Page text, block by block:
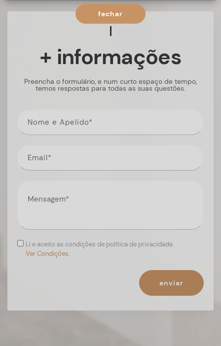
+ informações
Preencha o formulário, e num curto espaço de tempo,
temos respostas para todas as suas questões.
Li e aceito as condições de política de privacidade.
Ver Condições.
enviar
fechar